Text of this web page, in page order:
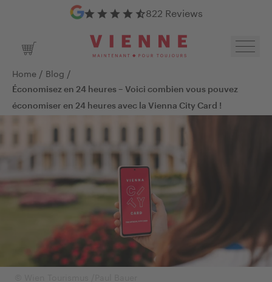
Google Reviews
822 Reviews
Shopping Cart
Home / Blog /
Économisez en 24 heures – Voici combien vous pouvez
économiser en 24 heures avec la Vienna City Card !